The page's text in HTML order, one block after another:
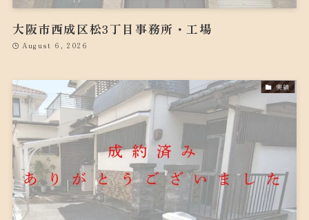
大阪市西成区松3丁目事務所・工場
August 6, 2026
実績